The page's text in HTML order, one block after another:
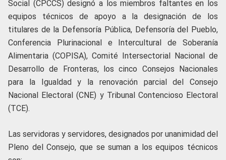
Social (CPCCS) designó a los miembros faltantes en los
equipos técnicos de apoyo a la designación de los
titulares de la Defensoría Pública, Defensoría del Pueblo,
Conferencia Plurinacional e Intercultural de Soberanía
Alimentaria (COPISA), Comité Intersectorial Nacional de
Desarrollo de Fronteras, los cinco Consejos Nacionales
para la Igualdad y la renovación parcial del Consejo
Nacional Electoral (CNE) y Tribunal Contencioso Electoral
(TCE).
Las servidoras y servidores, designados por unanimidad del
Pleno del Consejo, que se suman a los equipos técnicos